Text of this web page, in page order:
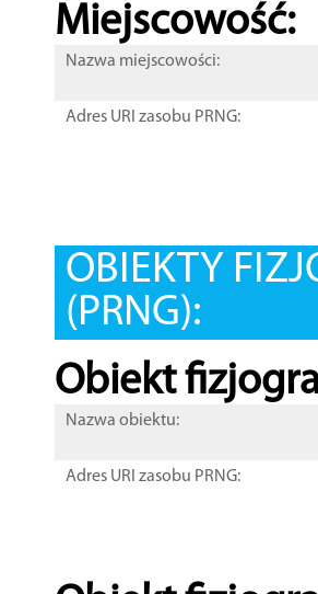
Miejscowość:
Nazwa miejscowości:
Adres URI zasobu PRNG:
OBIEKTY
(PRNG):
Obiekt
Nazwa obiektu:
Adres URI zasobu PRNG: